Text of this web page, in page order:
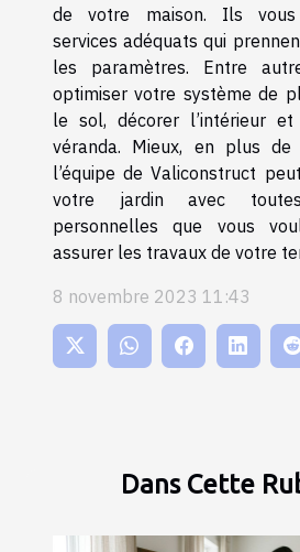
de votre maison. Ils
services adéquats qui
les paramètres. Entre
optimiser votre système de
le sol, décorer l’intérieur
véranda. Mieux, en plus de
l’équipe de Valiconstruct
votre jardin avec
personnelles que vous
assurer les travaux de votre
8 novembre 2023 11:43
Dans Cette